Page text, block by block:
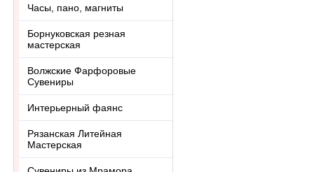
Часы, пано, магниты
Борнуковская резная
мастерская
Волжские Фарфоровые
Сувениры
Интерьерный фаянс
Рязанская Литейная
Мастерская